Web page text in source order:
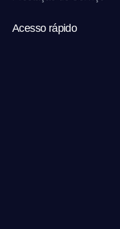
Acesso rápido